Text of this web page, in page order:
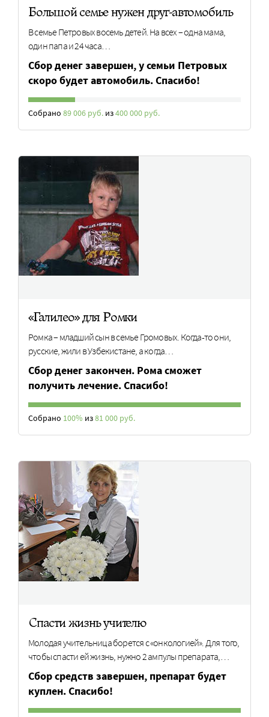
Большой семье нужен друг-автомобиль
В семье Петровых восемь детей. На всех – одна мама,
один папа и 24 часа…
Сбор денег завершен, у семьи Петровых
скоро будет автомобиль. Спасибо!
Собрано 89 006 руб. из400 000 руб.
«Галилео» для Ромки
Ромка – младший сын в семье Громовых. Когда­-то они,
русские, жили в Узбекистане, а когда…
Cбор денег закончен. Рома сможет
получить лечение. Спасибо!
Собрано 100% из81 000 руб.
Спасти жизнь учителю
Молодая учительница борется с «онкологией». Для того,
чтобы спасти ей жизнь, нужно 2 ампулы препарата,…
Cбор средств завершен, препарат будет
куплен. Спасибо!